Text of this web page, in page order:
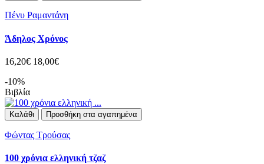
Πένυ Ραμαντάνη
Άδηλος Χρόνος
16,20€ 18,00€
-10%
Βιβλία
Καλάθι Προσθήκη στα αγαπημένα
Φώντας Τρούσας
100 χρόνια ελληνική τζαζ